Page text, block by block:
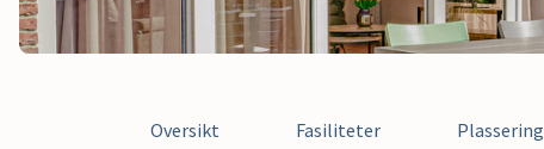
Oversikt Fasiliteter Plassering